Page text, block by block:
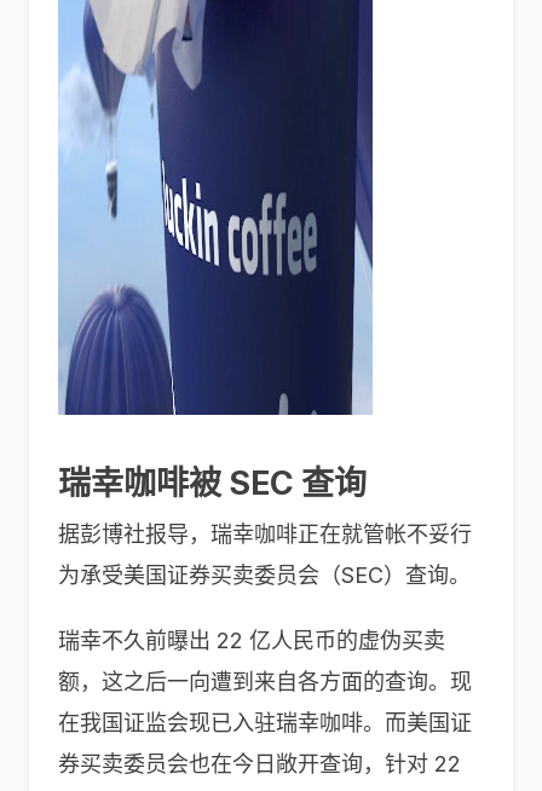
瑞幸咖啡被 SEC 查询
据彭博社报导，瑞幸咖啡正在就管帐不妥行
为承受美国证券买卖委员会（SEC）查询。
瑞幸不久前曝出 22 亿人民币的虚伪买卖
额，这之后一向遭到来自各方面的查询。现
在我国证监会现已入驻瑞幸咖啡。而美国证
券买卖委员会也在今日敞开查询，针对 22